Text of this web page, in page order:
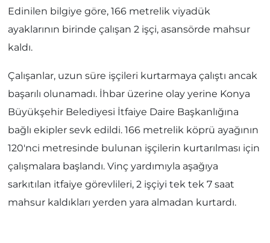
Edinilen bilgiye göre, 166 metrelik viyadük
ayaklarının birinde çalışan 2 işçi, asansörde mahsur
kaldı.
Çalışanlar, uzun süre işçileri kurtarmaya çalıştı ancak
başarılı olunamadı. İhbar üzerine olay yerine Konya
Büyükşehir Belediyesi İtfaiye Daire Başkanlığına
bağlı ekipler sevk edildi. 166 metrelik köprü ayağının
120'nci metresinde bulunan işçilerin kurtarılması için
çalışmalara başlandı. Vinç yardımıyla aşağıya
sarkıtılan itfaiye görevlileri, 2 işçiyi tek tek 7 saat
mahsur kaldıkları yerden yara almadan kurtardı.